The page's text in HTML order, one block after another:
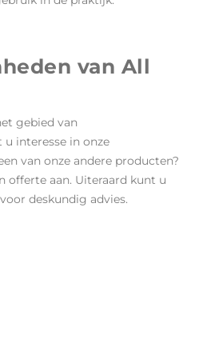
van All
gebied van
u interesse in onze
van onze andere producten?
offerte aan. Uiteraard kunt u
deskundig advies.